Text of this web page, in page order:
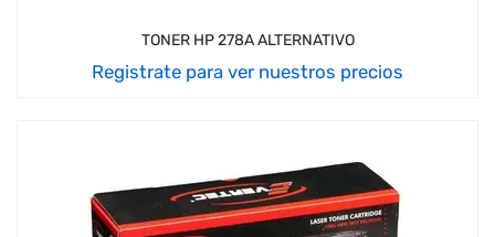
TONER HP 278A ALTERNATIVO
Registrate para ver nuestros precios